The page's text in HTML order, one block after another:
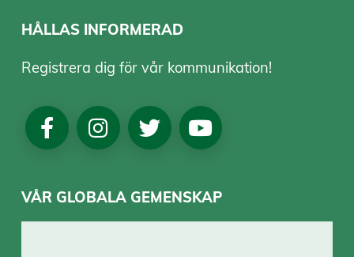
HÅLLAS INFORMERAD
Registrera dig för vår kommunikation!
Social
Media
VÅR GLOBALA GEMENSKAP